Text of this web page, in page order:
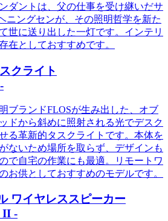
ダントは、父の仕事を受け継いだサ
ニングセンが、その照明哲学を新た
世に送り出した一灯です。インテリ
在としておすすめです。
クライト
ブランドFLOSが生み出した、オブ
ドから斜めに照射される光でデスク
る革新的タスクライトです。本体を
ないため場所を取らず、デザインも
で自宅の作業にも最適。リモートワ
お供としておすすめのモデルです。
ワイヤレススピーカー
II -